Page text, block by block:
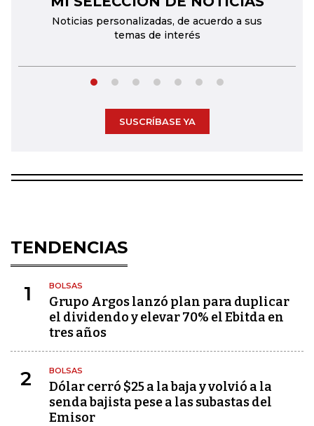
Noticias personalizadas, de acuerdo a sus
temas de interés
SUSCRÍBASE YA
TENDENCIAS
1 BOLSAS
Grupo Argos lanzó plan para duplicar
el dividendo y elevar 70% el Ebitda en
tres años
2 BOLSAS
Dólar cerró $25 a la baja y volvió a la
senda bajista pese a las subastas del
Emisor